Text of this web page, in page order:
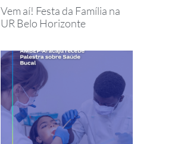
Vem aí! Festa da Família na
UR Belo Horizonte